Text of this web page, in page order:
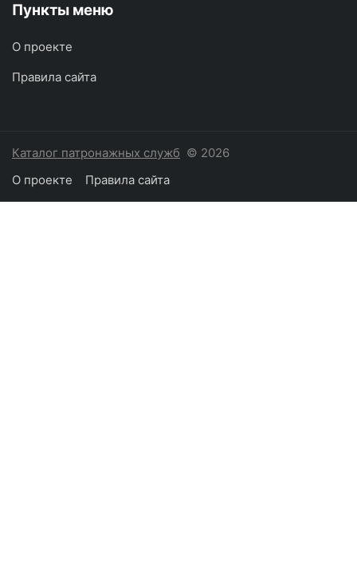
Пункты меню
О проекте
Правила сайта
Каталог патронажных служб © 2026
О проекте
Правила сайта